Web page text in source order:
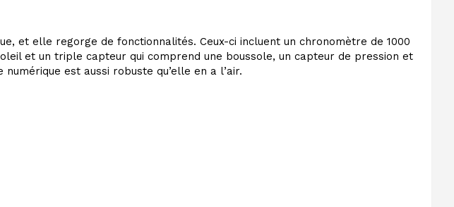
et elle regorge de fonctionnalités. Ceux-ci incluent un chronomètre de 1000
et un triple capteur qui comprend une boussole, un capteur de pression et
est aussi robuste qu’elle en a l’air.